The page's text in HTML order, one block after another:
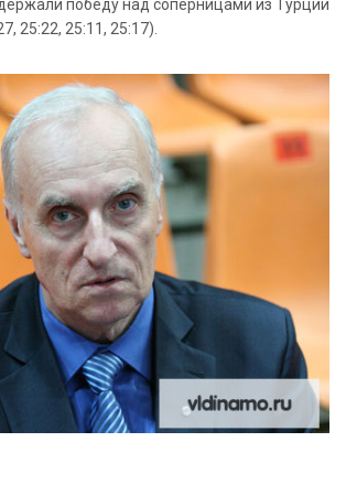
победу над соперницами из Турции
25:22, 25:11, 25:17).